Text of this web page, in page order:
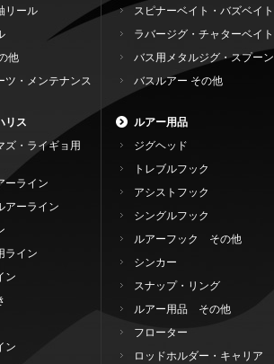
リール
他
ツ・メンテナンス
リス
ズ・ライギョ用
ーライン
アーライン
ライン
ン
ン
スピナーベイト・バズベイト
ラバージグ・チャターベイト
バス用メタルジグ・スプーン
バスルアー その他
ルアー用品
ジグヘッド
トレブルフック
アシストフック
シングルフック
ルアーフック その他
シンカー
スナップ・リング
ルアー用品 その他
フローター
ロッドホルダー・キャリア